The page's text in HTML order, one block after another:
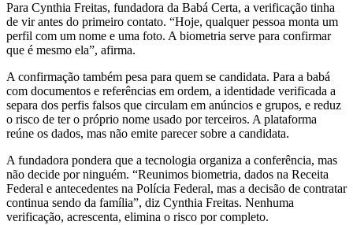
Para Cynthia Freitas, fundadora da Babá Certa, a verificação tinha
de vir antes do primeiro contato. “Hoje, qualquer pessoa monta um
perfil com um nome e uma foto. A biometria serve para confirmar
que é mesmo ela”, afirma.
A confirmação também pesa para quem se candidata. Para a babá
com documentos e referências em ordem, a identidade verificada a
separa dos perfis falsos que circulam em anúncios e grupos, e reduz
o risco de ter o próprio nome usado por terceiros. A plataforma
reúne os dados, mas não emite parecer sobre a candidata.
A fundadora pondera que a tecnologia organiza a conferência, mas
não decide por ninguém. “Reunimos biometria, dados na Receita
Federal e antecedentes na Polícia Federal, mas a decisão de contratar
continua sendo da família”, diz Cynthia Freitas. Nenhuma
verificação, acrescenta, elimina o risco por completo.